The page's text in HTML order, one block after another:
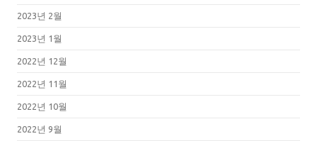
2023년 2월
2023년 1월
2022년 12월
2022년 11월
2022년 10월
2022년 9월